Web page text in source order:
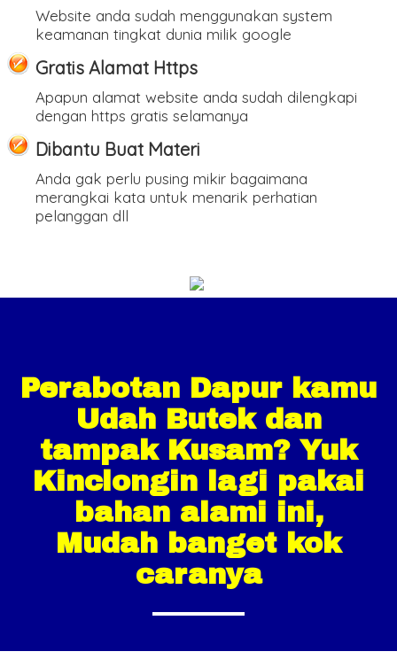
Website anda sudah menggunakan system
keamanan tingkat dunia milik google
Gratis Alamat Https
Apapun alamat website anda sudah dilengkapi
dengan https gratis selamanya
Dibantu Buat Materi
Anda gak perlu pusing mikir bagaimana
merangkai kata untuk menarik perhatian
pelanggan dll
Perabotan Dapur kamu
Udah Butek dan
tampak Kusam? Yuk
Kinclongin lagi pakai
bahan alami ini,
Mudah banget kok
caranya